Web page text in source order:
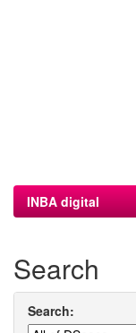
INBA digital
Search
Search: